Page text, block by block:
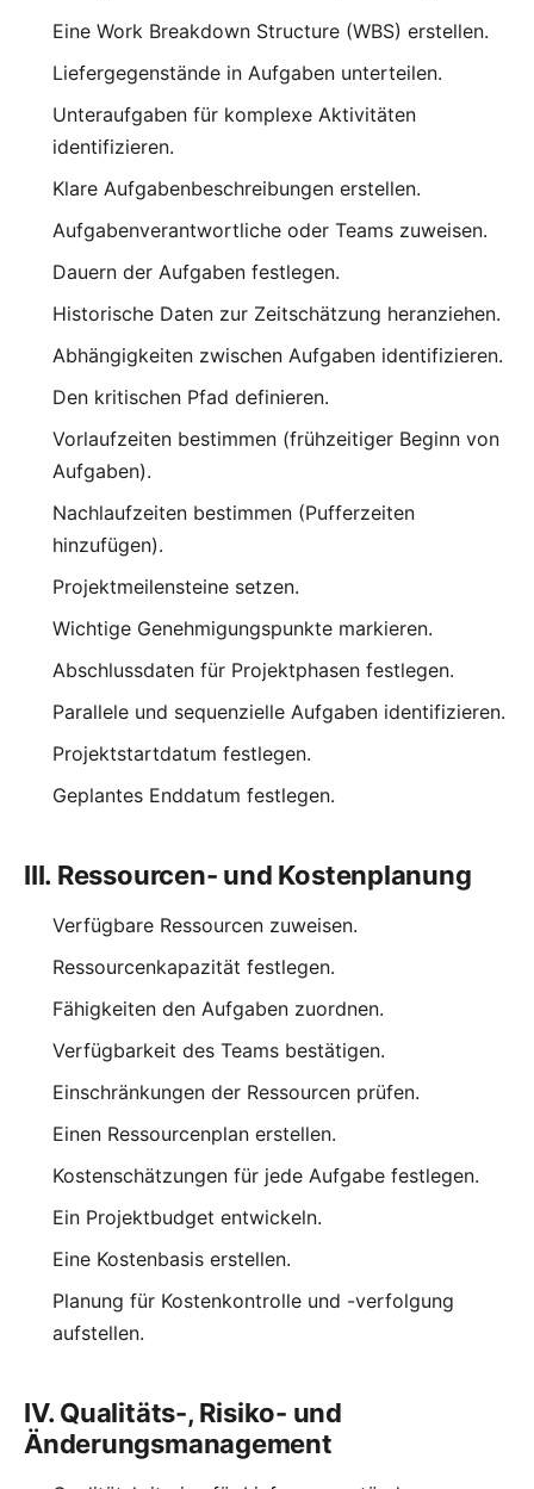
Eine Work Breakdown Structure (WBS) erstellen.
Liefergegenstände in Aufgaben unterteilen.
Unteraufgaben für komplexe Aktivitäten
identifizieren.
Klare Aufgabenbeschreibungen erstellen.
Aufgabenverantwortliche oder Teams zuweisen.
Dauern der Aufgaben festlegen.
Historische Daten zur Zeitschätzung heranziehen.
Abhängigkeiten zwischen Aufgaben identifizieren.
Den kritischen Pfad definieren.
Vorlaufzeiten bestimmen (frühzeitiger Beginn von
Aufgaben).
Nachlaufzeiten bestimmen (Pufferzeiten
hinzufügen).
Projektmeilensteine setzen.
Wichtige Genehmigungspunkte markieren.
Abschlussdaten für Projektphasen festlegen.
Parallele und sequenzielle Aufgaben identifizieren.
Projektstartdatum festlegen.
Geplantes Enddatum festlegen.
III. Ressourcen- und Kostenplanung
Verfügbare Ressourcen zuweisen.
Ressourcenkapazität festlegen.
Fähigkeiten den Aufgaben zuordnen.
Verfügbarkeit des Teams bestätigen.
Einschränkungen der Ressourcen prüfen.
Einen Ressourcenplan erstellen.
Kostenschätzungen für jede Aufgabe festlegen.
Ein Projektbudget entwickeln.
Eine Kostenbasis erstellen.
Planung für Kostenkontrolle und -verfolgung
aufstellen.
IV. Qualitäts-, Risiko- und
Änderungsmanagement